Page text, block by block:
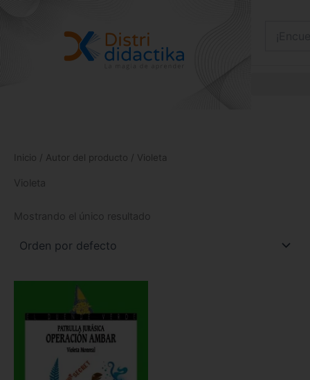
Inicio / Autor del producto / Violeta
Violeta
Mostrando el único resultado